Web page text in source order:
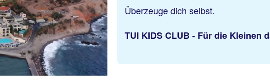
Überzeuge dich selbst.
TUI KIDS CLUB - Für die Kleinen